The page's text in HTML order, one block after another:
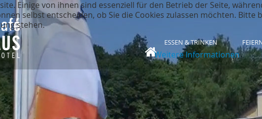
ESSEN & TRINKEN
Einige von ihnen sind essenziell für den Betrieb der Seite,
selbst entscheiden, ob Sie die Cookies zulassen möchten.
stehen.
Weitere Informationen